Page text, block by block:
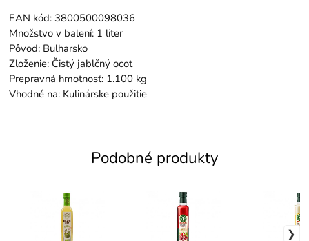
EAN kód: 3800500098036
Množstvo v balení: 1 liter
Pôvod: Bulharsko
Zloženie: Čistý jablčný ocot
Prepravná hmotnosť: 1.100 kg
Vhodné na: Kulinárske použitie
Podobné produkty